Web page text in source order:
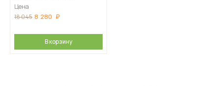
Цена
18 045 8 280
В корзину